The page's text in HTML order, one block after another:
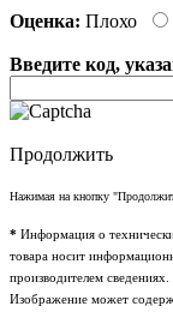
Оценка: Плохо
Введите код,
Продолжить
Нажимая на кнопку
* Информация о
товара носит
производителем сведениях.
Изображение может